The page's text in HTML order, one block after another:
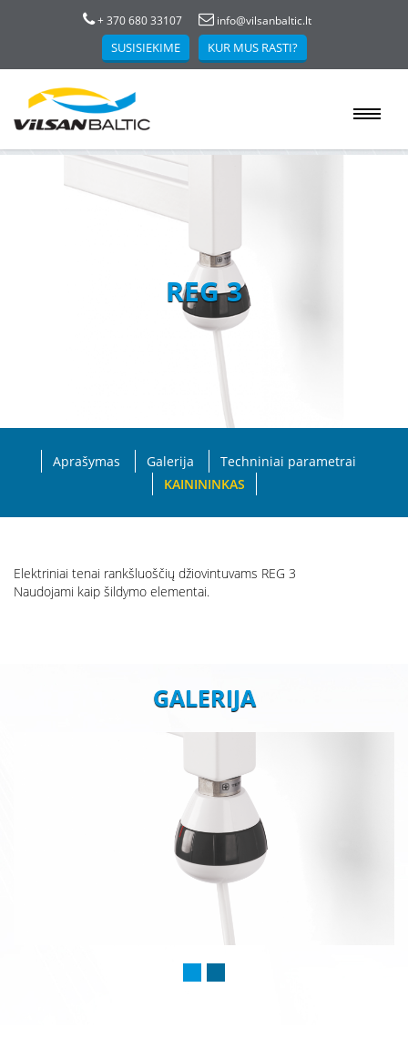
+ 370 680 33107 info@vilsanbaltic.lt
SUSISIEKIME KUR MUS RASTI?
REG 3
Aprašymas Galerija
Techniniai parametrai
KAINININKAS
Elektriniai tenai rankšluoščių džiovintuvams REG 3
Naudojami kaip šildymo elementai.
GALERIJA